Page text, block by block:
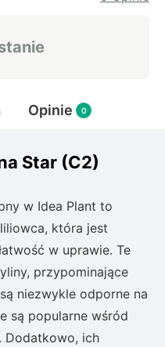
Opinie 0
Star (C2)
w Idea Plant to
która jest
w uprawie. Te
przypominające
niezwykle odporne na
są popularne wśród
Dodatkowo, ich